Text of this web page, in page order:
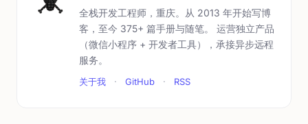
全栈开发工程师，重庆。从 2013 年开始写博
客，至今 375+ 篇手册与随笔。 运营独立产品
（微信小程序 + 开发者工具），承接异步远程
服务。
关于我 · GitHub · RSS